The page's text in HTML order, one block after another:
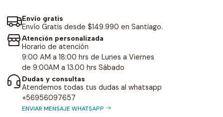
Envío gratis
Envío Gratis desde $149.990 en Santiago.
Atención personalizada
Horario de atención
9:00 AM a 18:00 hrs de Lunes a Viernes
de 9:00AM a 13.00 hrs Sábado
Dudas y consultas
Atendemos todas tus dudas al whatsapp
+56956097657
ENVIAR MENSAJE WHATSAPP